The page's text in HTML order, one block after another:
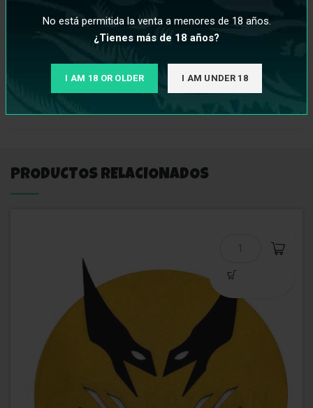
No está permitida la venta a menores de 18 años.
¿Tienes más de 18 años?
I AM 18 OR OLDER I AM UNDER 18
Ya sea que seas un entusiasta experimentado de la cachimba
o estés buscando darle un toque único a tus sesiones de
fumar, nuestra boquilla personal para cachimba es la elección
PRODUCTOS RELACIONADOS